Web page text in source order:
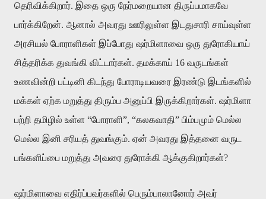
தெரிவிக்கிறார். இதை ஒரு நேர்மறையான திருப்பமாகவே
பார்க்கிறேன். ஆனால் அவரது ஊரிலுள்ள இடதுசாரி சாய்வுள்ள
அரசியல் போராளிகள் இப்போது ஷர்மிளாவை ஒரு துரோகியாய்
சித்தரிக்க துவங்கி விட்டார்கள். தமக்காய் 16 வருடங்கள்
உணவின்றி பட்டினி கிடந்து போராடியவரை இரண்டு இடங்களில்
மக்கள் ஏற்க மறுத்து திரும்ப அனுப்பி இருக்கிறார்கள். ஷர்மிளா
பற்றி தமிழில் உள்ள “போராளி”, “கலகவாதி” பிம்பமும் மெல்ல
மெல்ல இனி சரியத் துவங்கும். ஏன் அவரது இத்தனை வருட
பங்களிப்பை மறுத்து அவரை துரோக்கி ஆக்குகிறார்கள்?
ஷர்மிளாவை எதிர்ப்பவர்களில் பெரும்பாலானோர் அவர்